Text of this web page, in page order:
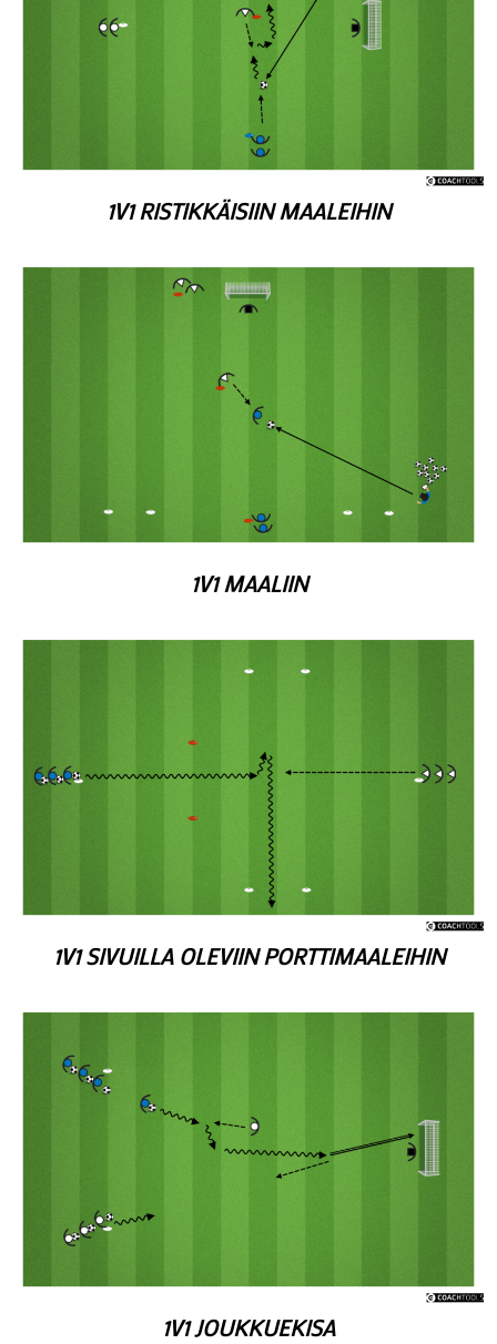
1V1 RISTIKKÄISIIN MAALEIHIN
1V1 MAALIIN
1V1 SIVUILLA OLEVIIN PORTTIMAALEIHIN
1V1 JOUKKUEKISA